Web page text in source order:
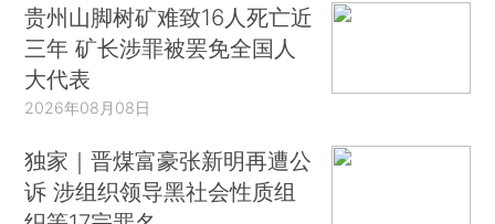
贵州山脚树矿难致16人死亡近
三年 矿长涉罪被罢免全国人
大代表
2026年08月08日
独家｜晋煤富豪张新明再遭公
诉 涉组织领导黑社会性质组